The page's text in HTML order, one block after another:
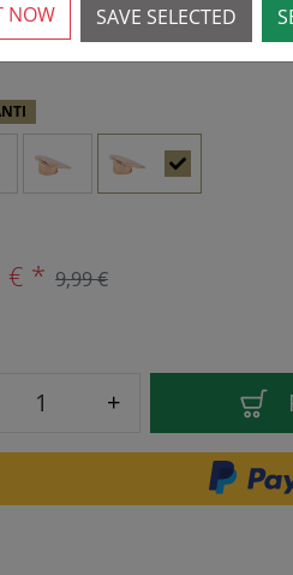
€ * 9,99 €
+
SAVE SELECTED
NOW